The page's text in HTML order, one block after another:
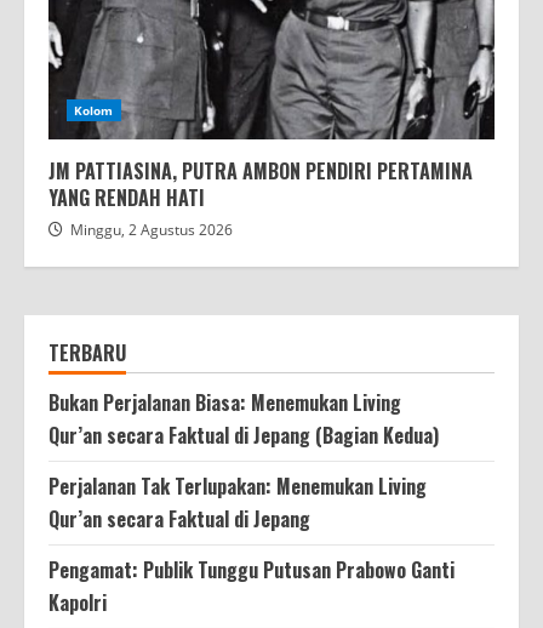
Kolom
JM PATTIASINA, PUTRA AMBON PENDIRI PERTAMINA
YANG RENDAH HATI
Minggu, 2 Agustus 2026
TERBARU
Bukan Perjalanan Biasa: Menemukan Living
Qur’an secara Faktual di Jepang (Bagian Kedua)
Perjalanan Tak Terlupakan: Menemukan Living
Qur’an secara Faktual di Jepang
Pengamat: Publik Tunggu Putusan Prabowo Ganti
Kapolri